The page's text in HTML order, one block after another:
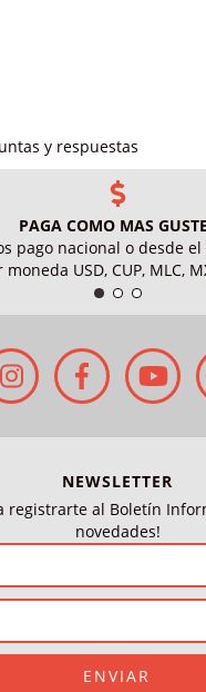
y respuestas
PAGA COMO MAS
pago nacional o desde
USD, CUP, MLC,
NEWSLETTER
registrarte al Boletín
novedades!